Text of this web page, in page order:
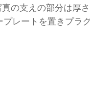
の支えの部分は厚
プレートを置きプ